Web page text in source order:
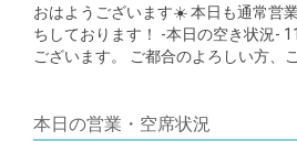
おはようございます☀️ 本日も通常営
ちしております！ -本日の空き状況-
ございます。 ご都合のよろしい方、
本日の営業・空席状況